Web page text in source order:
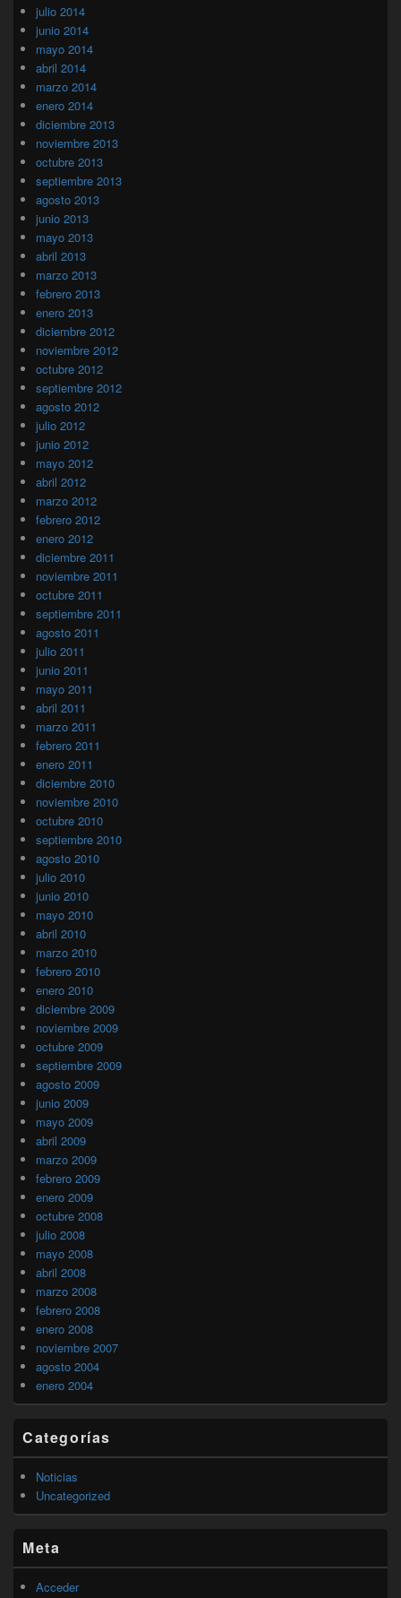
julio 2014
junio 2014
mayo 2014
abril 2014
marzo 2014
enero 2014
diciembre 2013
noviembre 2013
octubre 2013
septiembre 2013
agosto 2013
junio 2013
mayo 2013
abril 2013
marzo 2013
febrero 2013
enero 2013
diciembre 2012
noviembre 2012
octubre 2012
septiembre 2012
agosto 2012
julio 2012
junio 2012
mayo 2012
abril 2012
marzo 2012
febrero 2012
enero 2012
diciembre 2011
noviembre 2011
octubre 2011
septiembre 2011
agosto 2011
julio 2011
junio 2011
mayo 2011
abril 2011
marzo 2011
febrero 2011
enero 2011
diciembre 2010
noviembre 2010
octubre 2010
septiembre 2010
agosto 2010
julio 2010
junio 2010
mayo 2010
abril 2010
marzo 2010
febrero 2010
enero 2010
diciembre 2009
noviembre 2009
octubre 2009
septiembre 2009
agosto 2009
junio 2009
mayo 2009
abril 2009
marzo 2009
febrero 2009
enero 2009
octubre 2008
julio 2008
mayo 2008
abril 2008
marzo 2008
febrero 2008
enero 2008
noviembre 2007
agosto 2004
enero 2004
Categorías
Noticias
Uncategorized
Meta
Acceder